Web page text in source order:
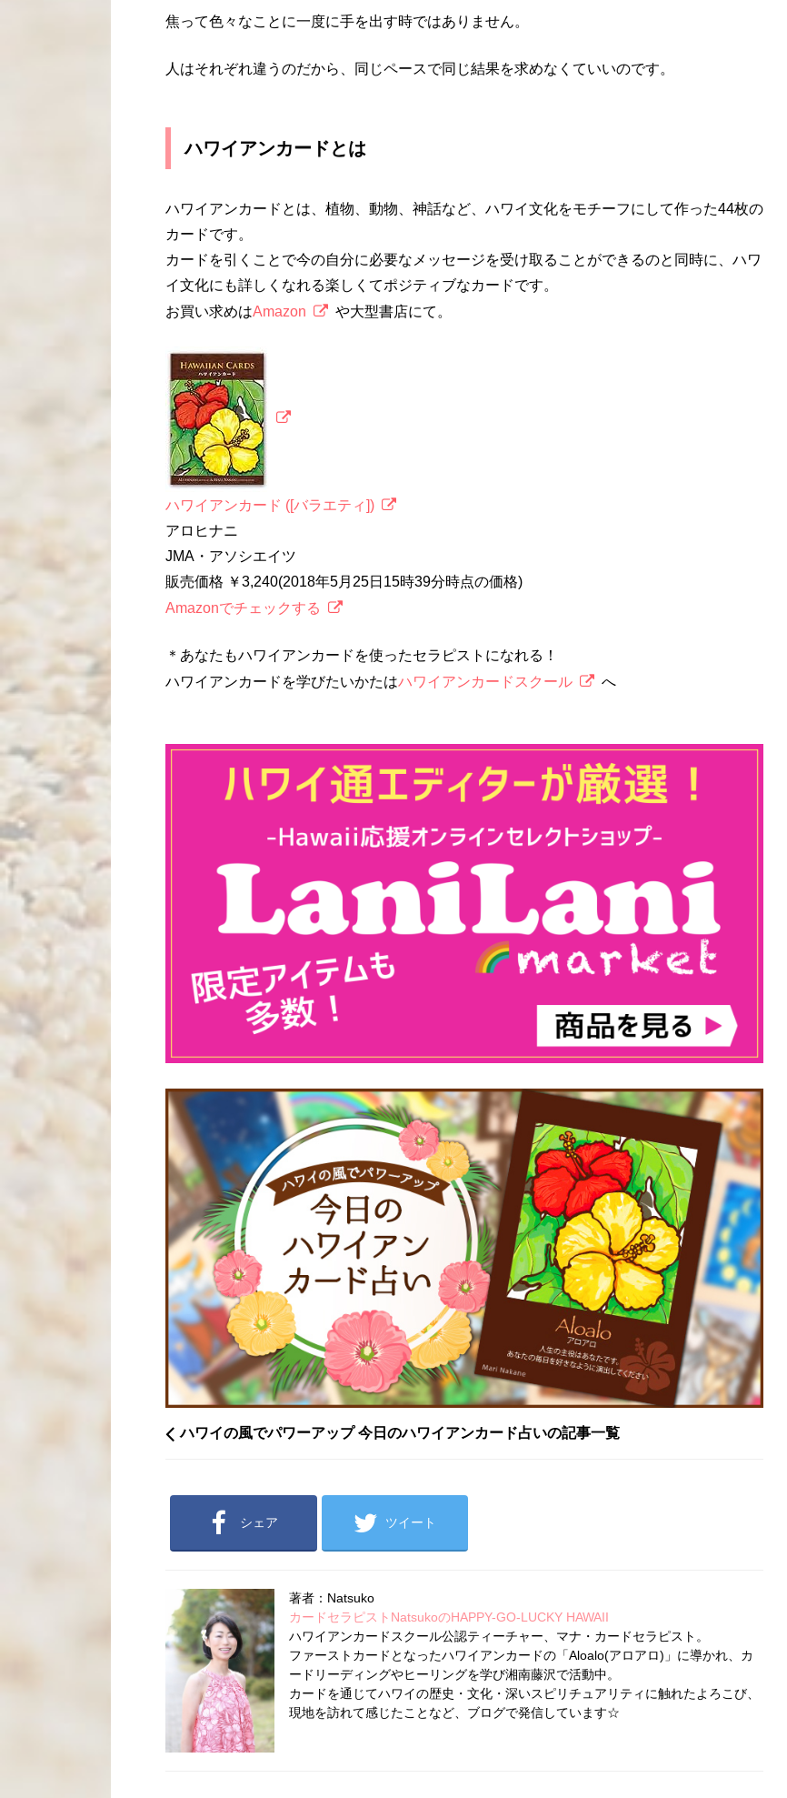
焦って色々なことに一度に手を出す時ではありません。
人はそれぞれ違うのだから、同じペースで同じ結果を求めなくていいのです。
ハワイアンカードとは
ハワイアンカードとは、植物、動物、神話など、ハワイ文化をモチーフにして作った44枚の
カードです。
カードを引くことで今の自分に必要なメッセージを受け取ることができるのと同時に、ハワ
イ文化にも詳しくなれる楽しくてポジティブなカードです。
お買い求めはAmazon や大型書店にて。
ハワイアンカード ([バラエティ])
アロヒナニ
JMA・アソシエイツ
販売価格 ￥3,240(2018年5月25日15時39分時点の価格)
Amazonでチェックする
＊あなたもハワイアンカードを使ったセラピストになれる！
ハワイアンカードを学びたいかたはハワイアンカードスクール へ
ハワイの風でパワーアップ 今日のハワイアンカード占いの記事一覧
シェア ツイート
著者：Natsuko
カードセラピストNatsukoのHAPPY-GO-LUCKY HAWAII
ハワイアンカードスクール公認ティーチャー、マナ・カードセラピスト。
ファーストカードとなったハワイアンカードの「Aloalo(アロアロ)」に導かれ、カ
ードリーディングやヒーリングを学び湘南藤沢で活動中。
カードを通じてハワイの歴史・文化・深いスピリチュアリティに触れたよろこび、
現地を訪れて感じたことなど、ブログで発信しています☆